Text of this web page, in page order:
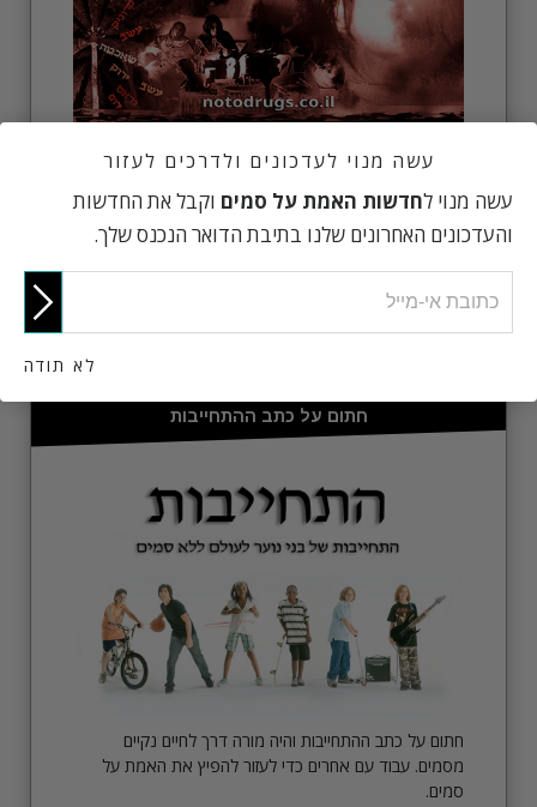
גלה מה סוחרי מריחואנה לא ירצו שתגלה. קבל את העובדות.
הזמן עותק ללא תשלום של החוברת 'האמת על
חתום על כתב ההתחייבות
חתום על כתב ההתחייבות והיה מורה דרך לחיים נקיים
מסמים. עבוד עם אחרים כדי לעזור להפיץ את האמת על
סמים.
עשה מנוי לעדכונים ולדרכים לעזור
עשה מנוי לחדשות האמת על סמים וקבל את החדשות
והעדכונים האחרונים שלנו בתיבת הדואר הנכנס שלך.
לא תודה